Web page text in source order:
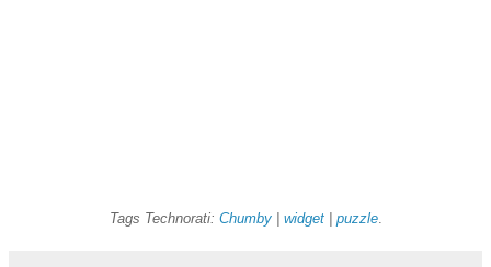
Tags Technorati: Chumby| widget| puzzle.